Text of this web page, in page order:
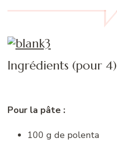
Ingrédients (pour 4)
Pour la pâte :
100 g de polenta